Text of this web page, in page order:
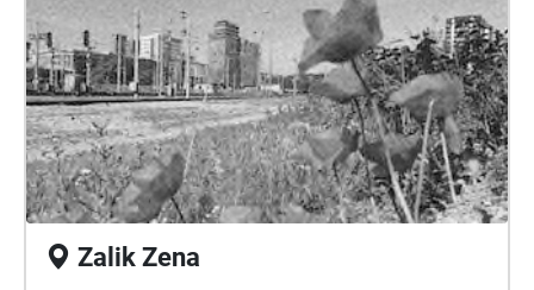
Zalik Zena